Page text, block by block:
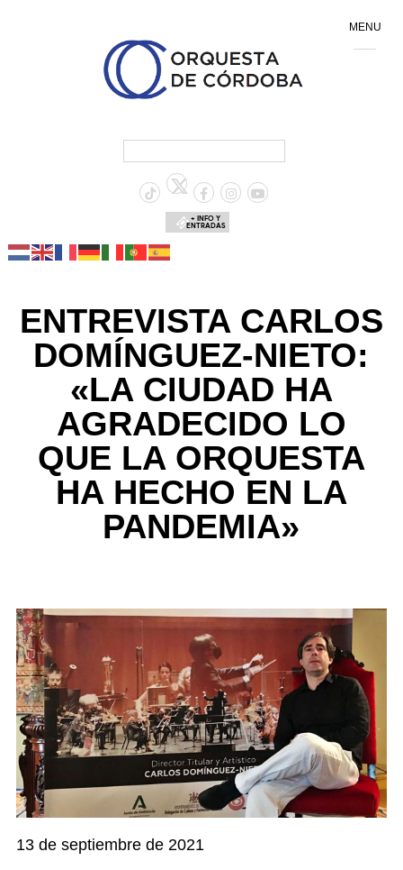
+ INFO Y
ENTRADAS
ENTREVISTA CARLOS
DOMÍNGUEZ-NIETO:
«LA CIUDAD HA
AGRADECIDO LO
QUE LA ORQUESTA
HA HECHO EN LA
PANDEMIA»
13 de septiembre de 2021
MENU